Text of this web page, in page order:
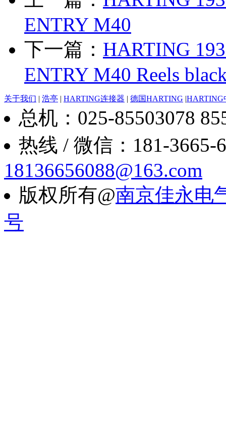
ENTRY M40
下一篇： HARTING
ENTRY M40 Reels
关于我们 | 浩亭 | HARTING连接器 | 德国HARTING |HARTING
总机：025-85503078
热线 / 微信：181-3665-
18136656088@163.com
版权所有@南京佳永电
号